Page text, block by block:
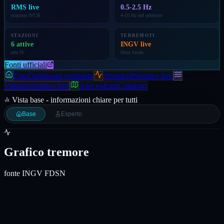
RMS live
stazione IVCR
0.5-2.5 Hz
4-10 Hz nel selettore
STAZIONI
6 attive
rete IV
TERREMOTI
INGV live
bbox locale
Fonti ufficiali
EtnaDashboard completa StromboliSismico live
VulcanoSismico live Altri vulcaniCatalogo
Vista base - informazioni chiare per tutti
Base Esperto
Grafico tremore
fonte INGV FDSN